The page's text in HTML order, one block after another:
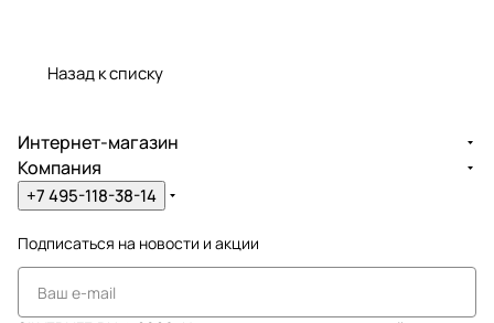
Назад к списку
Интернет-магазин
Компания
+7 495-118-38-14
Подписаться на новости и акции